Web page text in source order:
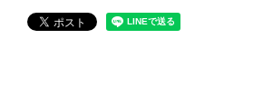
くらし・手続き・